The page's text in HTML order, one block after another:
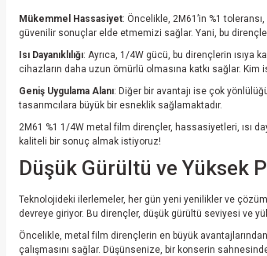
Mükemmel Hassasiyet: Öncelikle, 2M61’in %1
güvenilir sonuçlar elde etmemizi sağlar. Yani, bu
Isı Dayanıklılığı: Ayrıca, 1/4W gücü, bu dirençlerin ısıya
cihazların daha uzun ömürlü olmasına katkı sağlar. Kim
Geniş Uygulama Alanı: Diğer bir avantajı ise çok
tasarımcılara büyük bir esneklik sağlamaktadır.
2M61 %1 1/4W metal film dirençler, hassasiyetleri, ısı
kaliteli bir sonuç almak istiyoruz!
Düşük Gürültü ve Yüksek
Teknolojideki ilerlemeler, her gün yeni yenilikler ve
devreye giriyor. Bu dirençler, düşük gürültü seviyesi ve
Öncelikle, metal film dirençlerin en büyük
çalışmasını sağlar. Düşünsenize, bir konserin